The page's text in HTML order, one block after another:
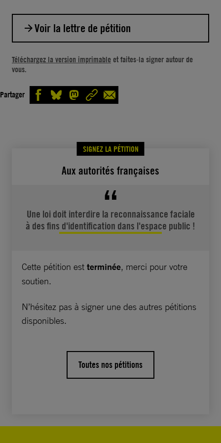
Voir la lettre de pétition
masse portent atteinte au droit à la vie privée,
limitent considérablement le droit à la liberté
disproportionné sur des groupes déjà
non-discrimination. Aucune mesure de
protection technique ou juridique ne saurait
totalement éradiquer ces risques.
Pourtant, le recours à ces outils semble
Nous vous demandons, Monsieur le Président
la loi JO 2024.
catégorisation
Téléchargez la version imprimable et faites-la signer autour de
vous.
Partager
SIGNEZ LA PÉTITION
Aux autorités françaises
Une loi doit interdire la reconnaissance faciale
à des fins d'identification dans l'espace public !
Cette pétition est terminée, merci pour votre
soutien.
N’hésitez pas à signer une des autres pétitions
disponibles.
Toutes nos pétitions